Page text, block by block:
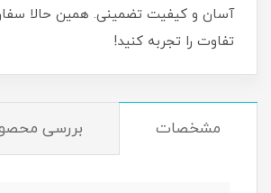
آسان و کیفیت تضمینی. همین حالا
تفاوت را تجربه کنید!
مشخصات بررسی